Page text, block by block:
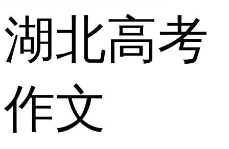
湖北高考
作文